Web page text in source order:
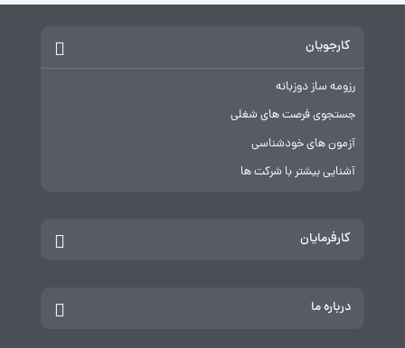
کارجویان
رزومه ساز دوزبانه
جستجوی فرصت های شغلی
آزمون های خودشناسی
آشنایی بیشتر با شرکت ها
کارفرمایان
درباره ما